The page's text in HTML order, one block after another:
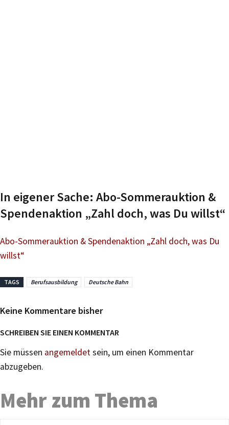
In eigener Sache: Abo-Sommerauktion &
Spendenaktion „Zahl doch, was Du willst“
Abo-Sommerauktion & Spendenaktion „Zahl doch, was Du
willst“
TAGS Berufsausbildung Deutsche Bahn
Keine Kommentare bisher
SCHREIBEN SIE EINEN KOMMENTAR
Sie müssen angemeldetsein, um einen Kommentar
abzugeben.
Mehr zum Thema